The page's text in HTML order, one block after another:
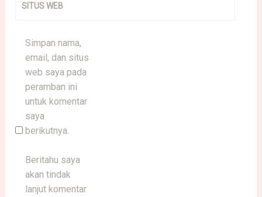
SITUS WEB
Simpan nama,
email, dan situs
web saya pada
peramban ini
untuk komentar
saya
berikutnya.
Beritahu saya
akan tindak
lanjut komentar